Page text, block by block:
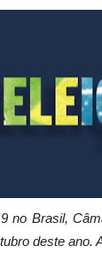
no Brasil,
deste ano.